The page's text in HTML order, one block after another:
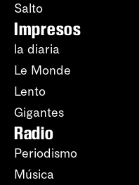
Salto
Impresos
la diaria
Le Monde
Lento
Gigantes
Radio
Periodismo
Música